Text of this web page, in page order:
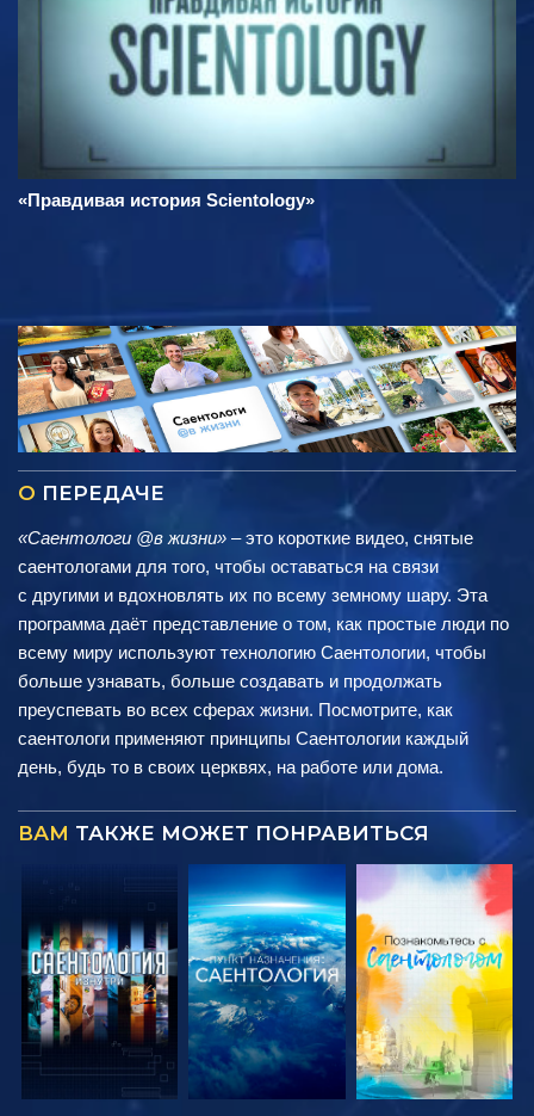
«Правдивая история Scientology»
О ПЕРЕДАЧЕ
«Саентологи @в жизни» – это короткие видео, снятые
саентологами для того, чтобы оставаться на связи
с другими и вдохновлять их по всему земному шару. Эта
программа даёт представление о том, как простые люди по
всему миру используют технологию Саентологии, чтобы
больше узнавать, больше создавать и продолжать
преуспевать во всех сферах жизни. Посмотрите, как
саентологи применяют принципы Саентологии каждый
день, будь то в своих церквях, на работе или дома.
ВАМ ТАКЖЕ МОЖЕТ ПОНРАВИТЬСЯ